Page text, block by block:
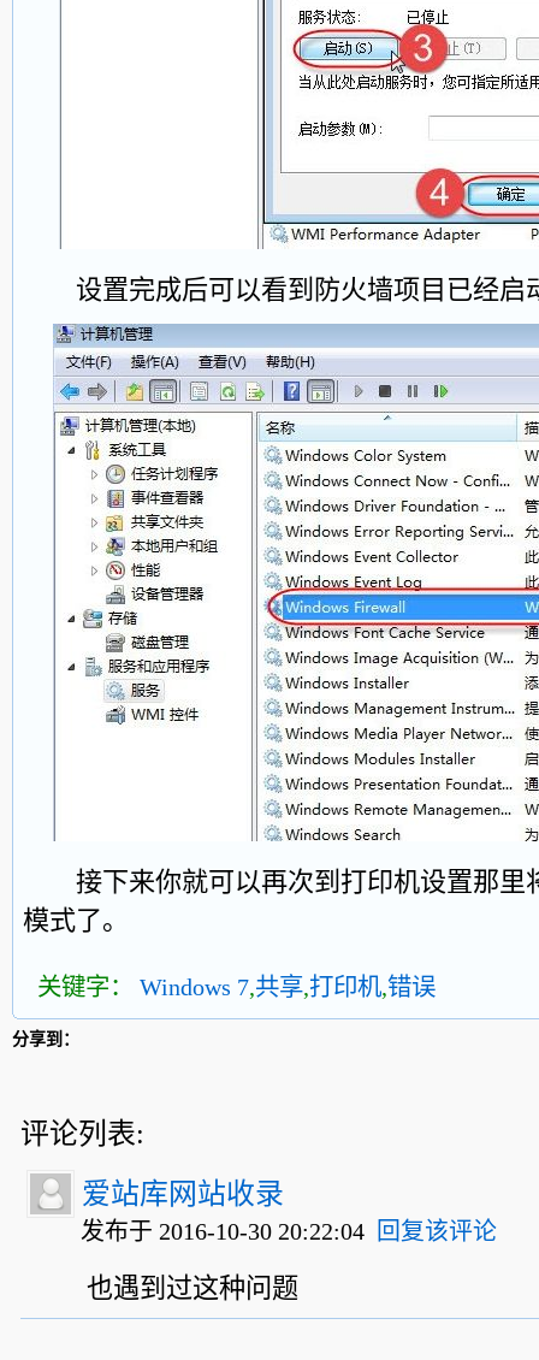
设置完成后可以看到防火墙项目已经启
接下来你就可以再次到打印机设置那里
模式了。
关键字： Windows 7,共享,打印机,错误
分享到：
评论列表:
爱站库网站收录
发布于 2016-10-30 20:22:04 回复该评论
也遇到过这种问题